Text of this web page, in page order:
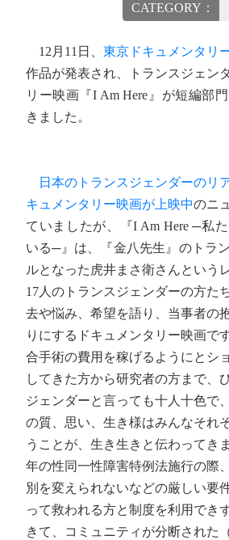
CATEGORY：
12月11日、 東京ドキュメンタリ
作品が発表され、トランスジェン
リー映画『I Am Here』が短編部
きました。
日本のトランスジェンダーのリ
キュメンタリー映画が上映中のニ
ていましたが、『I Am Here ─私
いる─』は、『金八先生』のトラ
ルとなった虎井まさ衛さんという
17人のトランスジェンダーの方た
去や悩み、希望を語り、当事者の
りにするドキュメンタリー映画で
合手術の費用を稼げるようにとシ
してきた方から研究者の方まで、
ジェンダーと言っても十人十色で
の質、思い、生き様はみんなそれ
うことが、生き生きと伝わってき
年の性同一性障害特例法施行の際
別を変えられないなどの厳しい要
って救われる方と制度を利用でき
きて、コミュニティが分断された